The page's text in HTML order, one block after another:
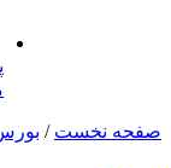
صفحه نخست /